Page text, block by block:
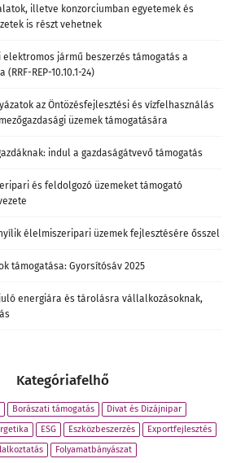
illetve konzorciumban egyetemek és
is részt vehetnek
jármű beszerzés támogatás a
REP-10.10.1-24)
az Öntözésfejlesztési és vízfelhasználás
üzemek támogatására
indul a gazdaságátvevő támogatás
és feldolgozó üzemeket támogató
élelmiszeripari üzemek fejlesztésére ősszel
támogatása: Gyorsítósáv 2025
energiára és tárolásra vállalkozásoknak,
Kategóriafelhő
Borászati támogatás
Divat és Dizájnipar
ESG Eszközbeszerzés
Exportfejlesztés
Folyamatbányászat